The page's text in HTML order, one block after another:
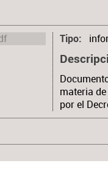
Tipo
materia
por el